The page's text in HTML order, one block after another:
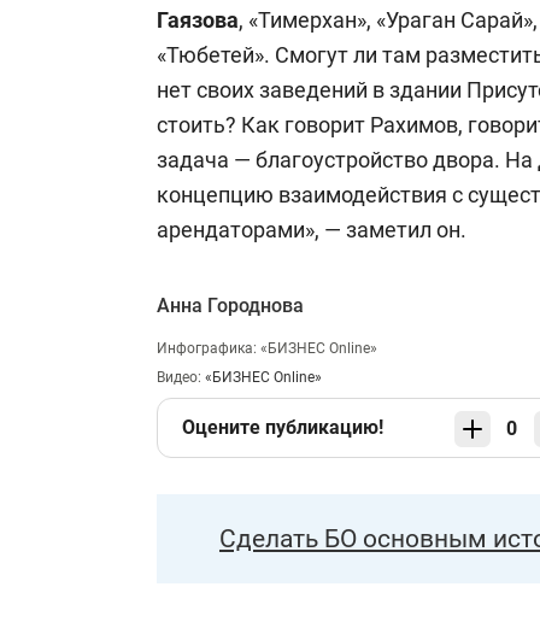
Гаязова, «Тимерхан», «Ураган
«Тюбетей». Смогут ли там
нет своих заведений в здании
стоить? Как говорит Рахимов,
задача — благоустройство двора.
концепцию взаимодействия с
арендаторами», — заметил он.
Анна Городнова
Инфографика: «БИЗНЕС Online»
Видео: «БИЗНЕС Online»
Оцените публикацию! 0
Сделать БО основным